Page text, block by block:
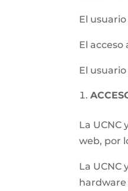
El
El
El
La
web, por
La UCNC
hardware